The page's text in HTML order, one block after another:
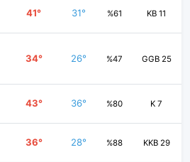
41° 31° %61 KB 11
34° 26° %47 GGB 25
43° 36° %80 K 7
36° 28° %88 KKB 29